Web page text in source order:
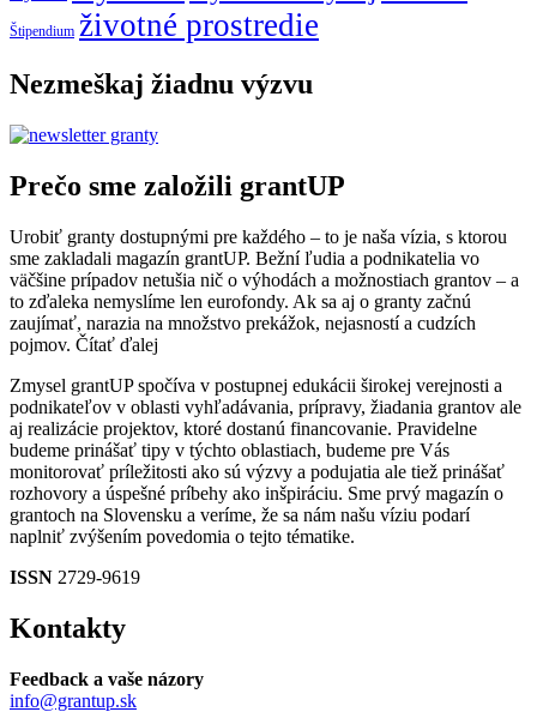
Štipendium životné prostredie
Nezmeškaj žiadnu výzvu
Prečo sme založili grantUP
Urobiť granty dostupnými pre každého – to je naša vízia, s ktorou
sme zakladali magazín grantUP. Bežní ľudia a podnikatelia vo
väčšine prípadov netušia nič o výhodách a možnostiach grantov – a
to zďaleka nemyslíme len eurofondy. Ak sa aj o granty začnú
zaujímať, narazia na množstvo prekážok, nejasností a cudzích
pojmov. Čítať ďalej
Zmysel grantUP spočíva v postupnej edukácii širokej verejnosti a
podnikateľov v oblasti vyhľadávania, prípravy, žiadania grantov ale
aj realizácie projektov, ktoré dostanú financovanie. Pravidelne
budeme prinášať tipy v týchto oblastiach, budeme pre Vás
monitorovať príležitosti ako sú výzvy a podujatia ale tiež prinášať
rozhovory a úspešné príbehy ako inšpiráciu. Sme prvý magazín o
grantoch na Slovensku a veríme, že sa nám našu víziu podarí
naplniť zvýšením povedomia o tejto tématike.
ISSN 2729-9619
Kontakty
Feedback a vaše názory
info@grantup.sk